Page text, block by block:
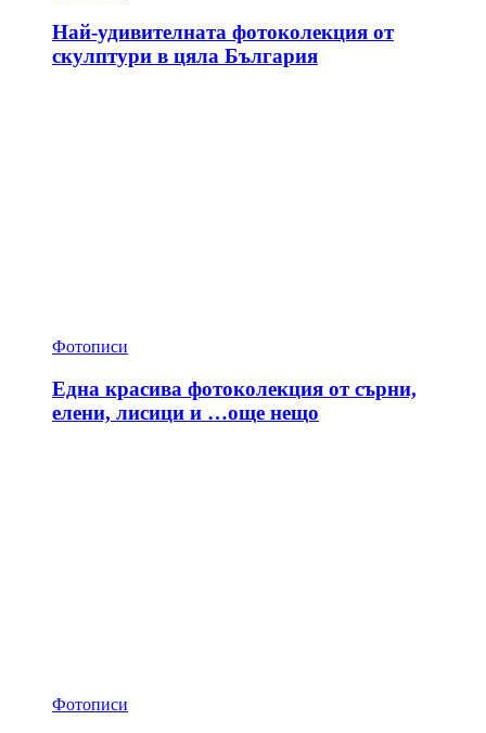
Най-удивителната фотоколекция от
скулптури в цяла България
Фотописи
Една красива фотоколекция от сърни,
елени, лисици и …още нещо
Фотописи